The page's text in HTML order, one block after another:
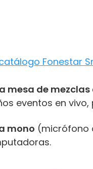
mesa de
eventos en
mono (micrófono